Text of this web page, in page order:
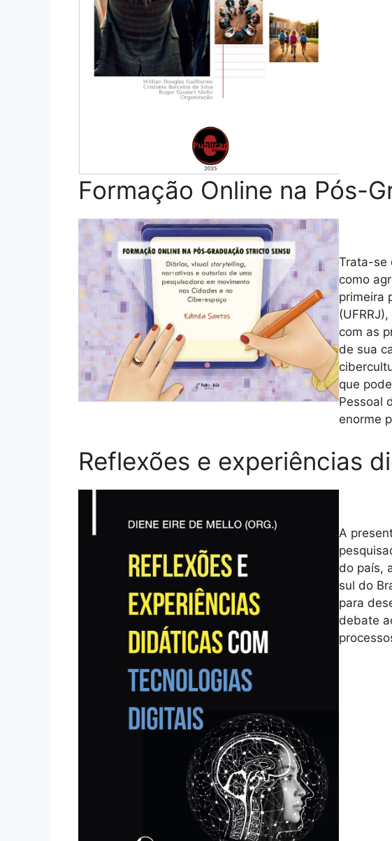
Formação Online na Pós-
Trata-se
como
primeira
com as
de sua
que
Pessoal
enorme
Reflexões e experiências
A
do país,
sul do
para
debate